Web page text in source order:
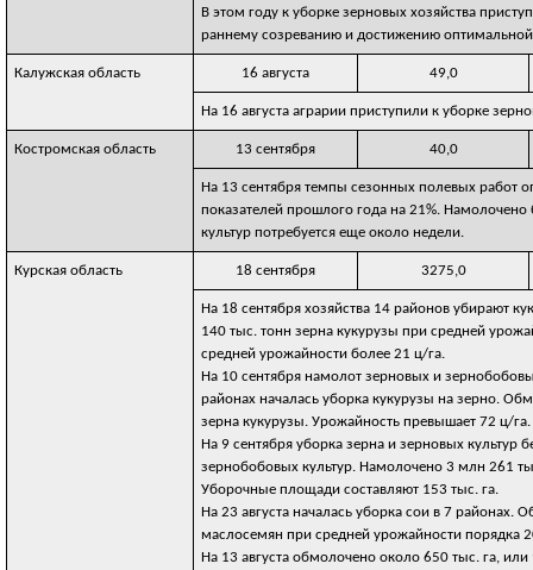
В этом году к уборке зерновых хозяйства
раннему созреванию и достижению
Калужская область 16 августа 49,0
На 16 августа аграрии приступили к уборке
Костромская область 13 сентября 40,0
На 13 сентября темпы сезонных полевых работ
показателей прошлого года на 21%.
культур потребуется еще около недели.
Курская область 18 сентября 3275,0
На 18 сентября хозяйства 14 районов убирают
140 тыс. тонн зерна кукурузы при средней
средней урожайности более 21 ц/га.
На 10 сентября намолот зерновых и
районах началась уборка кукурузы на зерно.
зерна кукурузы. Урожайность превышает 72 ц/га.
На 9 сентября уборка зерна и зерновых
зернобобовых культур. Намолочено 3 млн 261
Уборочные площади составляют 153 тыс. га.
На 23 августа началась уборка сои в 7
маслосемян при средней урожайности порядка
На 13 августа обмолочено около 650 тыс. га,